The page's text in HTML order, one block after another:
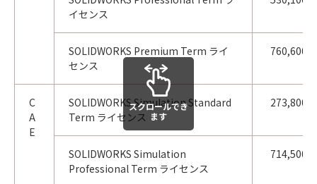
イセンス
SOLIDWORKS Premium Term ライ
センス
760,600円
C
A
E
SOLIDWORKS Simulation Standard
Term ライセンス
273,800円
SOLIDWORKS Simulation
Professional Term ライセンス
714,500円
スクロールでき
ます